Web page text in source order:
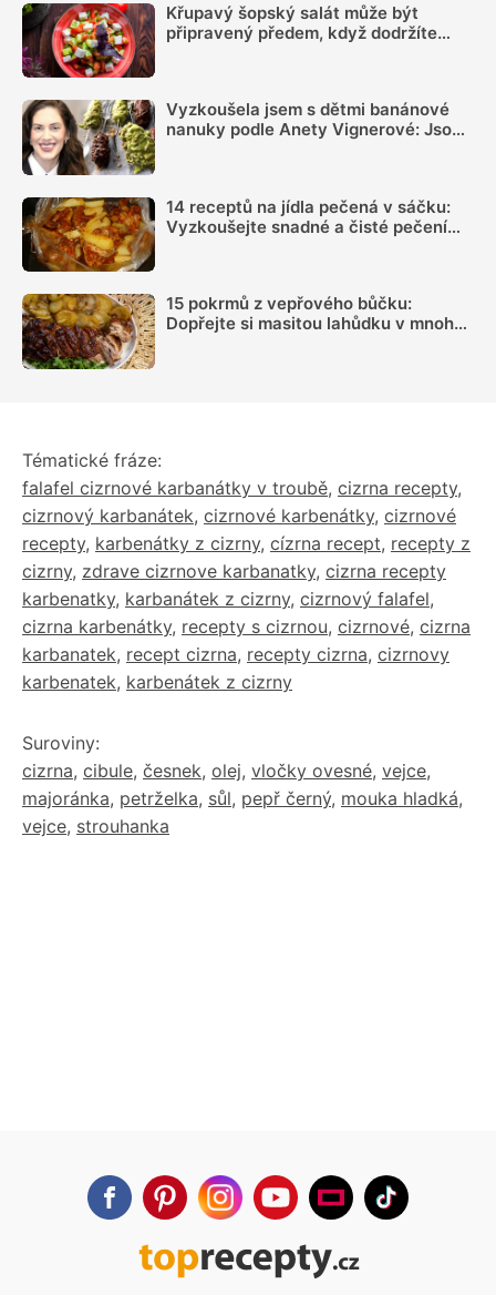
Křupavý šopský salát může být
připravený předem, když dodržíte
Vyzkoušela jsem s dětmi banánové
nanuky podle Anety Vignerové: Jsou
14 receptů na jídla pečená v sáčku:
Vyzkoušejte snadné a čisté pečení
15 pokrmů z vepřového bůčku:
Dopřejte si masitou lahůdku v mnoha
Tématické fráze:
falafel cizrnové karbanátky v troubě, cizrna recepty,
cizrnový karbanátek, cizrnové karbenátky, cizrnové
recepty, karbenátky z cizrny, cízrna recept, recepty z
cizrny, zdrave cizrnove karbanatky, cizrna recepty
karbenatky, karbanátek z cizrny, cizrnový falafel,
cizrna karbenátky, recepty s cizrnou, cizrnové, cizrna
karbanatek, recept cizrna, recepty cizrna, cizrnovy
karbenatek, karbenátek z cizrny
Suroviny:
cizrna, cibule, česnek, olej, vločky ovesné, vejce,
majoránka, petrželka, sůl, pepř černý, mouka hladká,
vejce, strouhanka